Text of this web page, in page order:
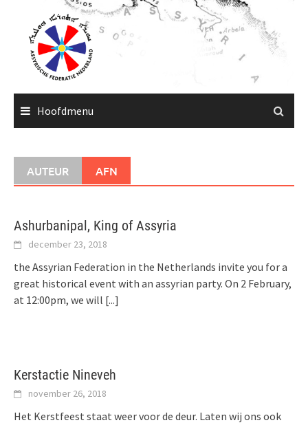
inhoud
Hoofdmenu
AUTEUR AFN
Ashurbanipal, King of Assyria
december 23, 2018
the Assyrian Federation in the Netherlands invite you for a
great historical event with an assyrian party. On 2 February,
at 12:00pm, we will [...]
Kerstactie Nineveh
november 26, 2018
Het Kerstfeest staat weer voor de deur. Laten wij ons ook